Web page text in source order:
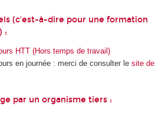
(c’est-à-dire pour une formation
:
HTT (Hors temps de travail)
en journée : merci de consulter le site de
par un organisme tiers :